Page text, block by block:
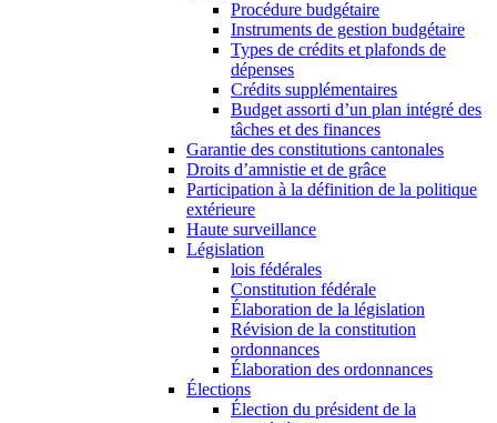
Procédure budgétaire
Instruments de gestion budgétaire
Types de crédits et plafonds de
dépenses
Crédits supplémentaires
Budget assorti d’un plan intégré des
tâches et des finances
Garantie des constitutions cantonales
Droits d’amnistie et de grâce
Participation à la définition de la politique
extérieure
Haute surveillance
Législation
lois fédérales
Constitution fédérale
Élaboration de la législation
Révision de la constitution
ordonnances
Élaboration des ordonnances
Élections
Élection du président de la